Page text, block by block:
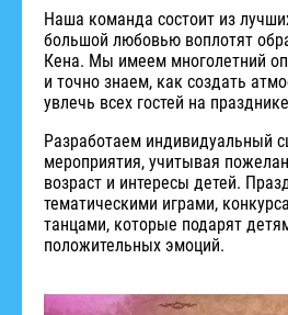
Наша команда состоит из
большой любовью воплотят
Кена. Мы имеем многолетний
и точно знаем, как создать
увлечь всех гостей на
Разработаем индивидуальный
мероприятия, учитывая
возраст и интересы детей.
тематическими играми,
танцами, которые подарят
положительных эмоций.